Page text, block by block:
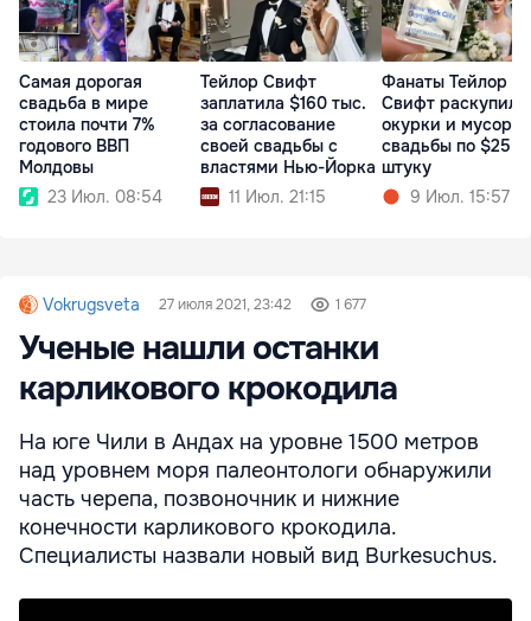
Самая дорогая
свадьба в мире
стоила почти 7%
годового ВВП
Молдовы
23 Июл. 08:54
Тейлор Свифт
заплатила $160 тыс.
за согласование
своей свадьбы с
властями Нью-Йорка
11 Июл. 21:15
Фанаты Тейлор
Свифт раскупили
окурки и мусор с
свадьбы по $25
штуку
9 Июл. 15:57
Vokrugsveta 27 июля 2021, 23:42 1 677
Ученые нашли останки
карликового крокодила
На юге Чили в Андах на уровне 1500 метров
над уровнем моря палеонтологи обнаружили
часть черепа, позвоночник и нижние
конечности карликового крокодила.
Специалисты назвали новый вид Burkesuchus.